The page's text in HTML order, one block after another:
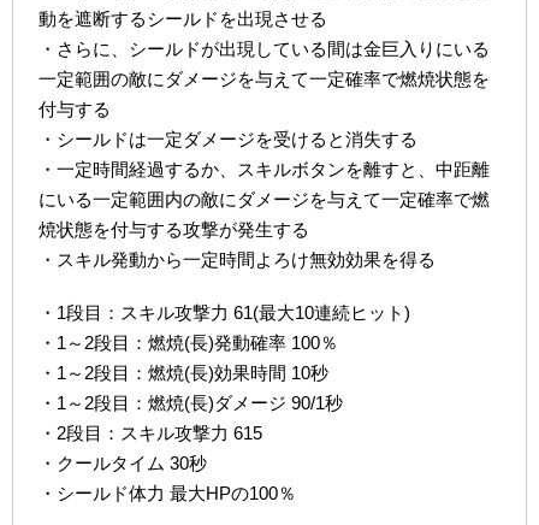
動を遮断するシールドを出現させる
・さらに、シールドが出現している間は金巨入りにいる
一定範囲の敵にダメージを与えて一定確率で燃焼状態を
付与する
・シールドは一定ダメージを受けると消失する
・一定時間経過するか、スキルボタンを離すと、中距離
にいる一定範囲内の敵にダメージを与えて一定確率で燃
焼状態を付与する攻撃が発生する
・スキル発動から一定時間よろけ無効効果を得る
・1段目：スキル攻撃力 61(最大10連続ヒット)
・1～2段目：燃焼(長)発動確率 100％
・1～2段目：燃焼(長)効果時間 10秒
・1～2段目：燃焼(長)ダメージ 90/1秒
・2段目：スキル攻撃力 615
・クールタイム 30秒
・シールド体力 最大HPの100％